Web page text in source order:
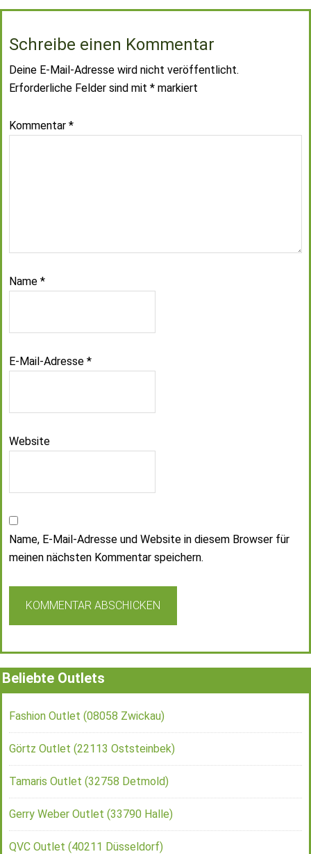
Schreibe einen Kommentar
Deine E-Mail-Adresse wird nicht veröffentlicht.
Erforderliche Felder sind mit * markiert
Kommentar *
Name *
E-Mail-Adresse *
Website
Name, E-Mail-Adresse und Website in diesem Browser für
meinen nächsten Kommentar speichern.
Beliebte Outlets
Fashion Outlet (08058 Zwickau)
Görtz Outlet (22113 Oststeinbek)
Tamaris Outlet (32758 Detmold)
Gerry Weber Outlet (33790 Halle)
QVC Outlet (40211 Düsseldorf)